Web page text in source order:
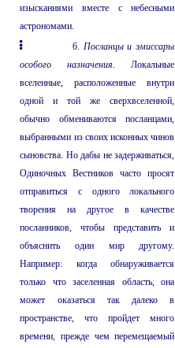
изысканиями вместе с небесными
астрономами.
6. Посланцы и эмиссары
особого назначения. Локальные
вселенные, расположенные внутри
одной и той же сверхвселенной,
обычно обмениваются посланцами,
выбранными из своих исконных чинов
сыновства. Но дабы не задерживаться,
Одиночных Вестников часто просят
отправиться с одного локального
творения на другое в качестве
посланников, чтобы представить и
объяснить один мир другому.
Например: когда обнаруживается
только что заселенная область, она
может оказаться так далеко в
пространстве, что пройдет много
времени, прежде чем перемещаемый